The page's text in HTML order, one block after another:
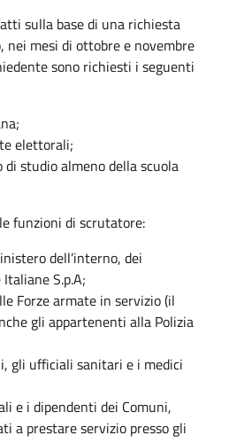
sulla base di una richiesta
nei mesi di ottobre e novembre
sono richiesti i seguenti
elettorali;
di studio almeno della scuola
funzioni di scrutatore:
dell’interno, dei
S.p.A;
Forze armate in servizio (il
gli appartenenti alla Polizia
gli ufficiali sanitari e i medici
e i dipendenti dei Comuni,
a prestare servizio presso gli